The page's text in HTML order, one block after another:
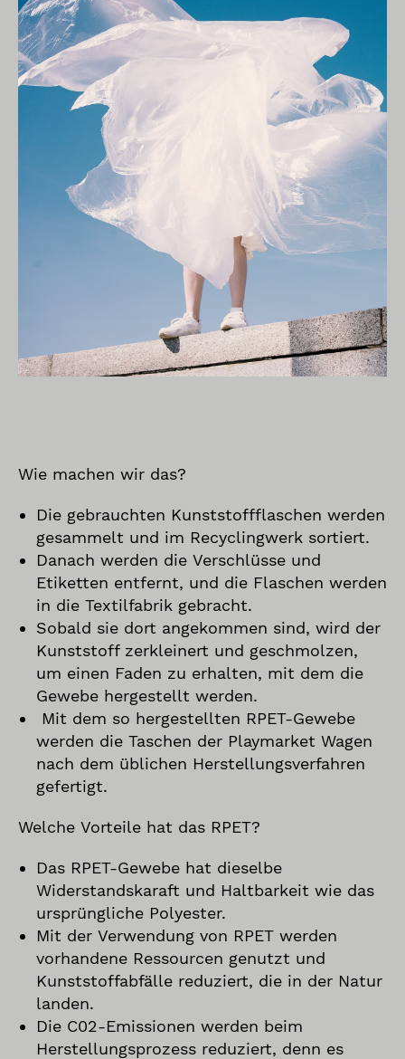
Wie machen wir das?
Die gebrauchten Kunststoffflaschen werden
gesammelt und im Recyclingwerk sortiert.
Danach werden die Verschlüsse und
Etiketten entfernt, und die Flaschen werden
in die Textilfabrik gebracht.
Sobald sie dort angekommen sind, wird der
Kunststoff zerkleinert und geschmolzen,
um einen Faden zu erhalten, mit dem die
Gewebe hergestellt werden.
Mit dem so hergestellten RPET-Gewebe
werden die Taschen der Playmarket Wagen
nach dem üblichen Herstellungsverfahren
gefertigt.
Welche Vorteile hat das RPET?
Das RPET-Gewebe hat dieselbe
Widerstandskaraft und Haltbarkeit wie das
ursprüngliche Polyester.
Mit der Verwendung von RPET werden
vorhandene Ressourcen genutzt und
Kunststoffabfälle reduziert, die in der Natur
landen.
Die C02-Emissionen werden beim
Herstellungsprozess reduziert, denn es